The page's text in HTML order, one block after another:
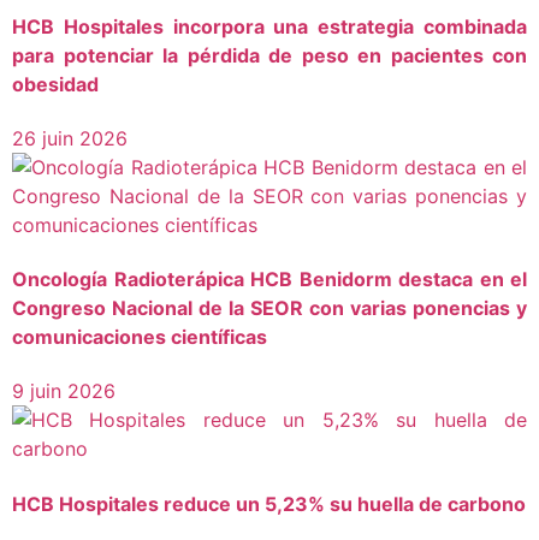
HCB Hospitales incorpora una estrategia combinada
para potenciar la pérdida de peso en pacientes con
obesidad
26 juin 2026
Oncología Radioterápica HCB Benidorm destaca en el
Congreso Nacional de la SEOR con varias ponencias y
comunicaciones científicas
9 juin 2026
HCB Hospitales reduce un 5,23% su huella de carbono